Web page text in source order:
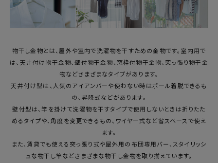
最近チェックした商品
カテゴリーから選ぶ
ご利用ガイド
よくあるご質問
物干し金物とは、屋外や室内で洗濯物を干すための金物です。室内用で
は、天井付け物干金物、壁付物干金物、窓枠付物干金物、突っ張り物干金
物などさまざまなタイプがあります。
天井付け型は、人気のアイアンバーや使わない時はポール着脱できるも
の、昇降式などがあります。
壁付型は、竿を掛けて洗濯物を干すタイプで使用しないときは折りたた
めるタイプや、角度を変更できるもの、ワイヤー式など省スペースで使え
ます。
また、賃貸でも使える突っ張り式や屋外用の布団専用バー、スタイリッシ
ュな物干し竿などさまざまな物干し金物を取り揃えています。